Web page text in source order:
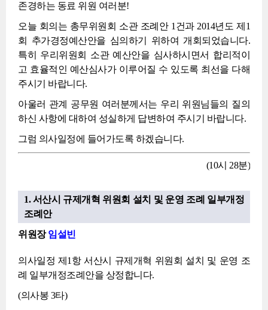
존경하는 동료 위원 여러분!
오늘 회의는 총무위원회 소관 조례안 1건과 2014년도 제1
회 추가경정예산안을 심의하기 위하여 개회되었습니다.
특히 우리위원회 소관 예산안을 심사하시면서 합리적이
고 효율적인 예산심사가 이루어질 수 있도록 최선을 다해
주시기 바랍니다.
아울러 관계 공무원 여러분께서는 우리 위원님들의 질의
하신 사항에 대하여 성실하게 답변하여 주시기 바랍니다.
그럼 의사일정에 들어가도록 하겠습니다.
(10시 28분)
1. 서산시 규제개혁 위원회 설치 및 운영 조례 일부개정
조례안
위원장임설빈
의사일정 제1항 서산시 규제개혁 위원회 설치 및 운영 조
례 일부개정조례안을 상정합니다.
(의사봉 3타)